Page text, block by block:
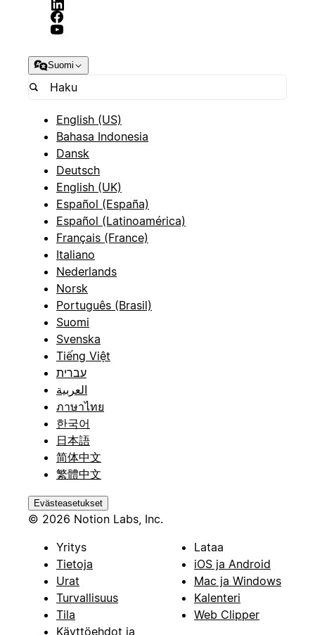
Suomi
English (US)
Bahasa Indonesia
Dansk
Deutsch
English (UK)
Español (España)
Español (Latinoamérica)
Français (France)
Italiano
Nederlands
Norsk
Português (Brasil)
Suomi
Svenska
Tiếng Việt
עברית
العربية
ภาษาไทย
한국어
日本語
简体中文
繁體中文
Evästeasetukset
© 2026 Notion Labs, Inc.
Yritys
Tietoja
Urat
Turvallisuus
Tila
Käyttöehdot ja
Lataa
iOS ja Android
Mac ja Windows
Kalenteri
Web Clipper